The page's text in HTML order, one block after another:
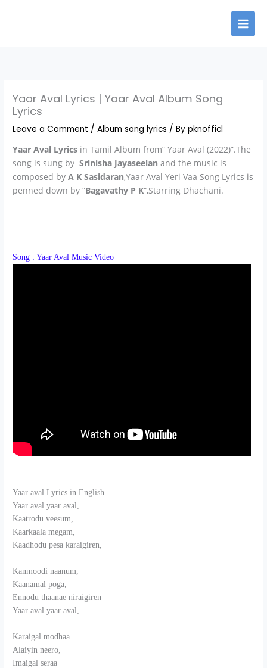
Yaar Aval Lyrics | Yaar Aval Album Song
Lyrics
Leave a Comment /Album song lyrics / Bypknofficl
Yaar Aval Lyrics in Tamil Album from” Yaar Aval (2022)”.The
song is sung by Srinisha Jayaseelan and the music is
composed byA K Sasidaran,Yaar Aval Yeri Vaa Song Lyrics is
penned down by “Bagavathy P K“,Starring Dhachani.
Song : Yaar Aval Music Video
Yaar aval Lyrics in English
Yaar aval yaar aval,
Kaatrodu veesum,
Kaarkaala megam,
Kaadhodu pesa karaigiren,
Kanmoodi naanum,
Kaanamal poga,
Ennodu thaanae niraigiren
Yaar aval yaar aval,
Karaigal modhaa
Alaiyin neero,
Imaigal seraa